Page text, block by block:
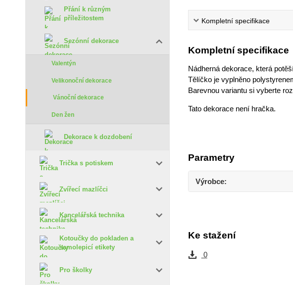
Přání k různým
příležitostem
Sezónní dekorace
Valentýn
Velikonoční dekorace
Vánoční dekorace
Den žen
Dekorace k dozdobení
Trička s potiskem
Zvířecí mazlíčci
Kancelářská technika
Kotoučky do pokladen a
samolepicí etikety
Pro školky
Kompletní specifikace
Kompletní specifikace
Nádherná dekorace, která
Tělíčko je vyplněno
Barevnou variantu si vyberte
Tato dekorace není hračka.
Parametry
Výrobce
Ke stažení
0